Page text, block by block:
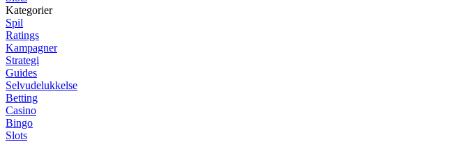
Kategorier
Spil
Ratings
Kampagner
Strategi
Guides
Selvudelukkelse
Betting
Casino
Bingo
Slots